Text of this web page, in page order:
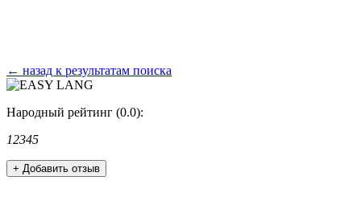
← назад к результатам поиска
Народный рейтинг (0.0):
12345
+ Добавить отзыв